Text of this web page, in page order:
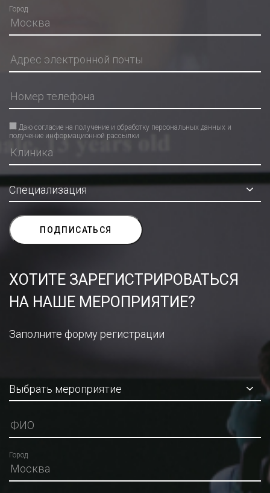
Город
Даю согласие на получение и обработку персональных данных и
получение информационной рассылки
ХОТИТЕ ЗАРЕГИСТРИРОВАТЬСЯ
НА НАШЕ МЕРОПРИЯТИЕ?
Заполните форму регистрации
Город